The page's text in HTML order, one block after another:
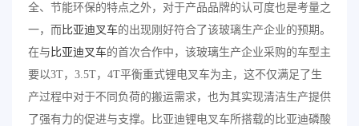
全、节能环保的特点之外，对于产品品牌的认可度也是考量之
一，而 比亚迪叉车的出现刚好符合了该玻璃生产企业的预期。
在与 比亚迪叉车的首次合作中，该玻璃生产企业采购的车型主
要以3T，3.5T，4T平衡重式锂电叉车为主，这不仅满足了生
产过程中对于不同负荷的搬运需求，也为其实现清洁生产提供
了强有力的促进与支撑。比亚迪锂电叉车所搭载的比亚迪磷酸